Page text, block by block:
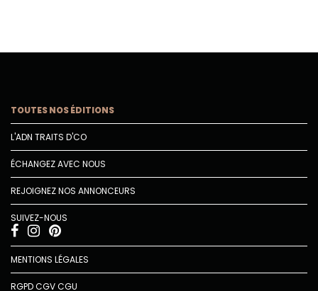
TOUTES NOS ÉDITIONS
L'ADN TRAITS D'CO
ÉCHANGEZ AVEC NOUS
REJOIGNEZ NOS ANNONCEURS
SUIVEZ-NOUS
MENTIONS LÉGALES
RGPDCGVCGU